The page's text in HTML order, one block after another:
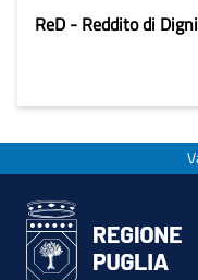
ReD - Reddito di